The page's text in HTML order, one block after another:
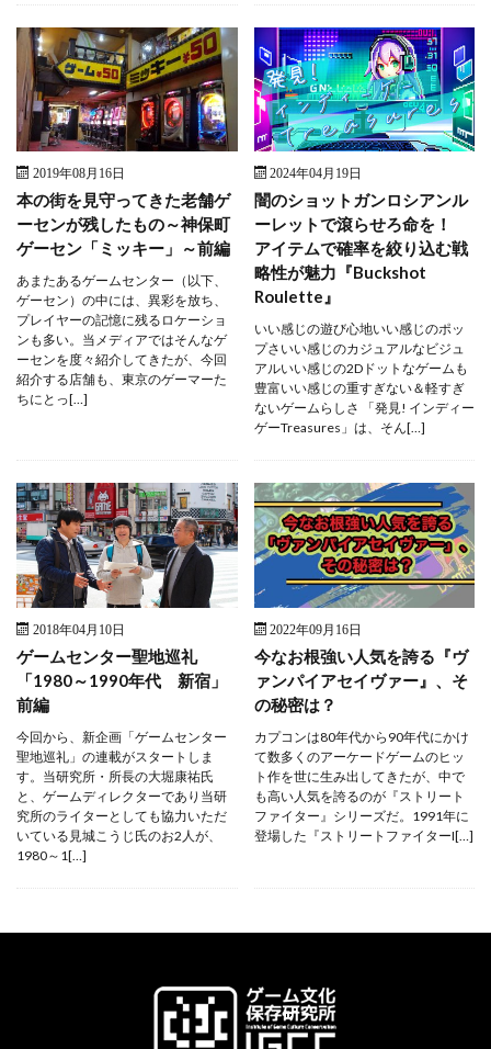
2019年08月16日
本の街を見守ってきた老舗ゲ
ーセンが残したもの～神保町
ゲーセン「ミッキー」～前編
あまたあるゲームセンター（以下、
ゲーセン）の中には、異彩を放ち、
プレイヤーの記憶に残るロケーショ
ンも多い。当メディアではそんなゲ
ーセンを度々紹介してきたが、今回
紹介する店舗も、東京のゲーマーた
ちにとっ[…]
2024年04月19日
闇のショットガンロシアンル
ーレットで滾らせろ命を！
アイテムで確率を絞り込む戦
略性が魅力『Buckshot
Roulette』
いい感じの遊び心地いい感じのポッ
プさいい感じのカジュアルなビジュ
アルいい感じの2Dドットなゲームも
豊富いい感じの重すぎない＆軽すぎ
ないゲームらしさ 「発見! インディー
ゲーTreasures」は、そん[…]
2018年04月10日
ゲームセンター聖地巡礼
「1980～1990年代 新宿」
前編
今回から、新企画「ゲームセンター
聖地巡礼」の連載がスタートしま
す。当研究所・所長の大堀康祐氏
と、ゲームディレクターであり当研
究所のライターとしても協力いただ
いている見城こうじ氏のお2人が、
1980～1[…]
2022年09月16日
今なお根強い人気を誇る『ヴ
ァンパイアセイヴァー』、そ
の秘密は？
カプコンは80年代から90年代にかけ
て数多くのアーケードゲームのヒッ
ト作を世に生み出してきたが、中で
も高い人気を誇るのが『ストリート
ファイター』シリーズだ。1991年に
登場した『ストリートファイターI[…]